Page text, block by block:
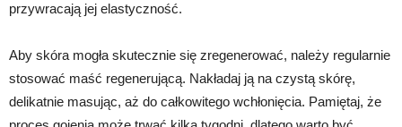
przywracają jej elastyczność.
Aby skóra mogła skutecznie się zregenerować, należy regularnie
stosować maść regenerującą. Nakładaj ją na czystą skórę,
delikatnie masując, aż do całkowitego wchłonięcia. Pamiętaj, że